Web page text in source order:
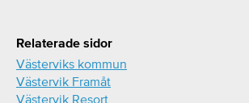
Relaterade sidor
Västerviks kommun
Västervik Framåt
Västervik Resort